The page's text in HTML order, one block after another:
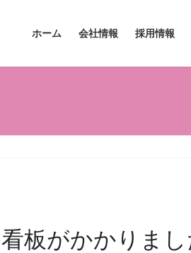
ホーム 会社情報 採用情報
板がかかりまし